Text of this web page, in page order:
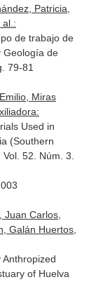
Patricia,
al.:
de trabajo de
Geología de
79-81
Miras
Used in
(Southern
Vol. 52. Núm. 3.
Juan Carlos,
Galán Huertos,
Anthropized
of Huelva